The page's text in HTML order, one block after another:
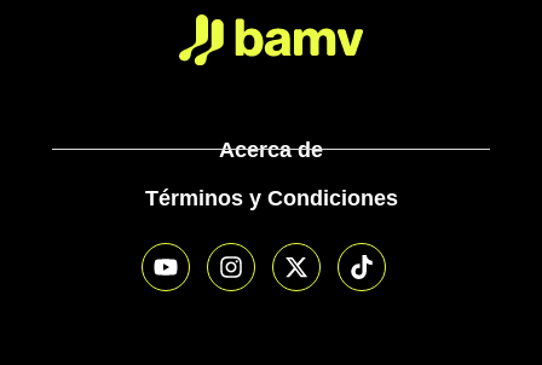
Acerca de
Términos y Condiciones